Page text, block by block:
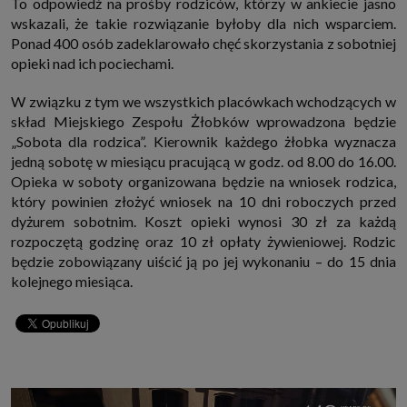
http://www.sagier.pl/
Jeżeli wyrazisz zgodę, o którą wyżej prosimy, administratorami Twoich
danych osobowych będą także nasi Zaufani Partnerzy. Listę Zaufanych
Partnerów możesz sprawdzić w każdym momencie na stronie naszej
polityki prywatności
Podstawa i cel przetwarzania
Twoje dane przetwarzamy w następujących celach:
1. Jeśli zawieramy z Tobą umowę o realizację danej usługi (np. usługi
zapewniającej Ci możliwość zapoznania się z jednym z naszych serwisów
w oparciu o treść regulaminu tego serwisu), to możemy przetwarzać
Twoje dane w zakresie niezbędnym do realizacji tej umowy.
2. Zapewnianie bezpieczeństwa usługi (np. sprawdzenie, czy do Twojego
konta nie loguje się nieuprawniona osoba), dokonanie pomiarów
statystycznych, ulepszanie naszych usług i dopasowanie ich do potrzeb i
wygody użytkowników (np. personalizowanie treści w usługach), jak
również prowadzenie marketingu i promocji własnych usług (np. jeśli
interesujesz się motoryzacją i oglądasz artykuły w biznesistyl.pl lub na
innych stronach internetowych, to możemy Ci wyświetlić reklamę
przetwarzanie danych to realizacja naszych prawnie uzasadnionych
interesów.
ich przedstawiciele chcieliby mieć możliwość przetwarzania Twoich
danych związanych z odwiedzanymi przez Ciebie stronami
wskazali, że takie rozwiązanie byłoby dla nich wsparciem.
Ponad 400 osób zadeklarowało chęć skorzystania z sobotniej
opieki nad ich pociechami.
W związku z tym we wszystkich placówkach wchodzących w
skład Miejskiego Zespołu Żłobków wprowadzona będzie
„Sobota dla rodzica”. Kierownik każdego żłobka wyznacza
jedną sobotę w miesiącu pracującą w godz. od 8.00 do 16.00.
Opieka w soboty organizowana będzie na wniosek rodzica,
który powinien złożyć wniosek na 10 dni roboczych przed
dyżurem sobotnim. Koszt opieki wynosi 30 zł za każdą
rozpoczętą godzinę oraz 10 zł opłaty żywieniowej. Rodzic
będzie zobowiązany uiścić ją po jej wykonaniu – do 15 dnia
kolejnego miesiąca.